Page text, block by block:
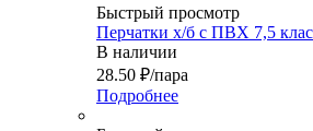
Быстрый просмотр
Перчатки х/б с ПВХ 7,5
В наличии
28.50 ₽/пара
Подробнее